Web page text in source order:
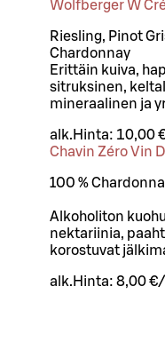
Wolfberger W
Riesling, Pinot
Chardonnay
Erittäin kuiva,
sitruksinen,
mineraalinen ja
alk. Hinta: 10,00
Chavin Zéro Vin
100 %
Alkoholiton
nektariinia,
korostuvat
alk. Hinta: 8,00 €/